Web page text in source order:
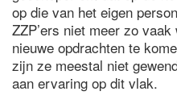
op die van het eigen
ZZP’ers niet meer zo
nieuwe opdrachten te
zijn ze meestal niet
aan ervaring op dit vlak.